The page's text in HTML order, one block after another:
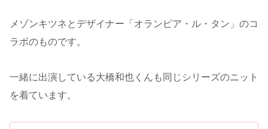
メゾンキツネとデザイナー「オランピア・ル・タン」のコ
ラボのものです。
一緒に出演している大橋和也くんも同じシリーズのニット
を着ています。